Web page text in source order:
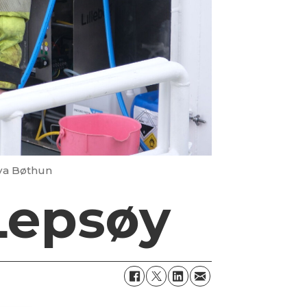
Bøthun